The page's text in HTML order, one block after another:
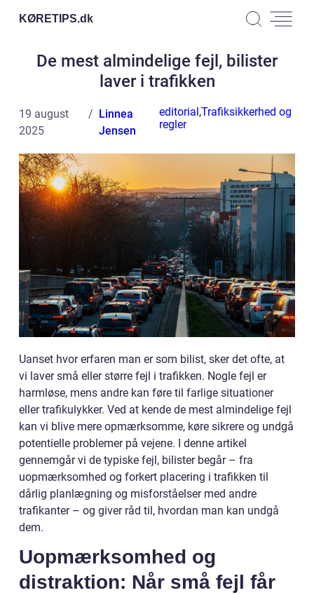
KØRETIPS.dk
De mest almindelige fejl, bilister
laver i trafikken
19 august
2025
Linnea
Jensen
editorial,Trafiksikkerhed og
regler
Uanset hvor erfaren man er som bilist, sker det ofte, at
vi laver små eller større fejl i trafikken. Nogle fejl er
harmløse, mens andre kan føre til farlige situationer
eller trafikulykker. Ved at kende de mest almindelige fejl
kan vi blive mere opmærksomme, køre sikrere og undgå
potentielle problemer på vejene. I denne artikel
gennemgår vi de typiske fejl, bilister begår – fra
uopmærksomhed og forkert placering i trafikken til
dårlig planlægning og misforståelser med andre
trafikanter – og giver råd til, hvordan man kan undgå
dem.
Uopmærksomhed og
distraktion: Når små fejl får